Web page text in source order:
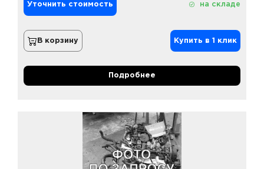
Уточнить стоимость на складе
В корзину Купить в 1 клик
Подробнее